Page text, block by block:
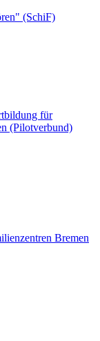
(SchiF)
für
(Pilotverbund)
Bremen